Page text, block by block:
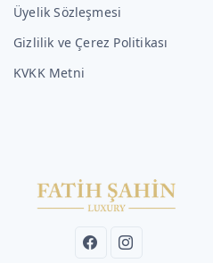
Üyelik Sözleşmesi
Gizlilik ve Çerez Politikası
KVKK Metni